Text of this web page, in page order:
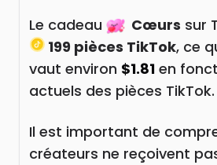
Le cadeau Cœurs sur
199 pièces TikTok, ce
vaut environ $1.81 en
actuels des pièces TikTok.
Il est important de
créateurs ne reçoivent